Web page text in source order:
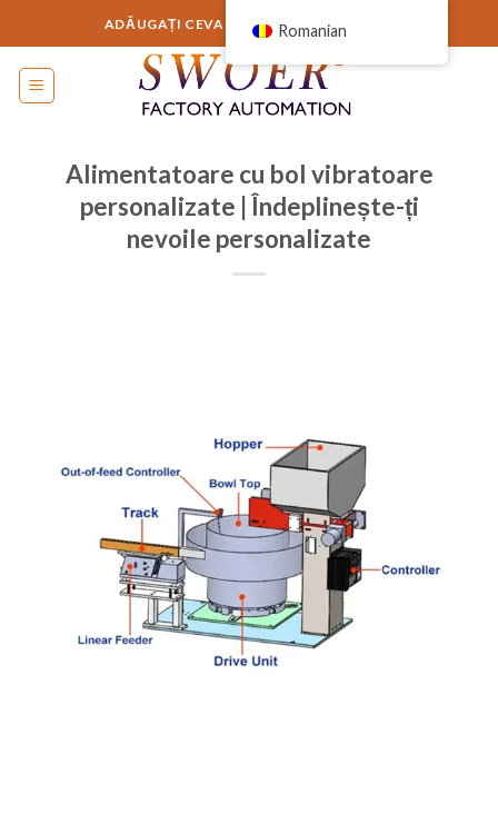
conținut
ADĂUGAȚI CEVA AICI SAU ELIMINAȚI-L...
Alimentatoare cu bol vibratoare
personalizate | Îndeplinește-ți
nevoile personalizate
Romanian